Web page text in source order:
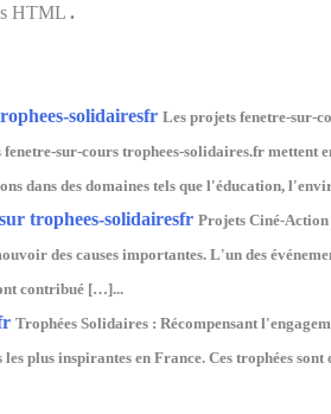
HTML .
solidairesfr Les projets fenetre-sur-
sur-cours trophees-solidaires.fr mettent
dans des domaines tels que l'éducation,
trophees-solidairesfr Projets Ciné-
des causes importantes. L'un des
contribué […]...
Trophées Solidaires : Récompensant
plus inspirantes en France. Ces trophées